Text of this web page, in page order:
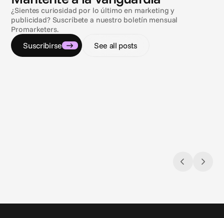
¿Sientes curiosidad por lo último en marketing y
publicidad? Suscríbete a nuestro boletín mensual
Promarketers.
Suscribirse See all posts